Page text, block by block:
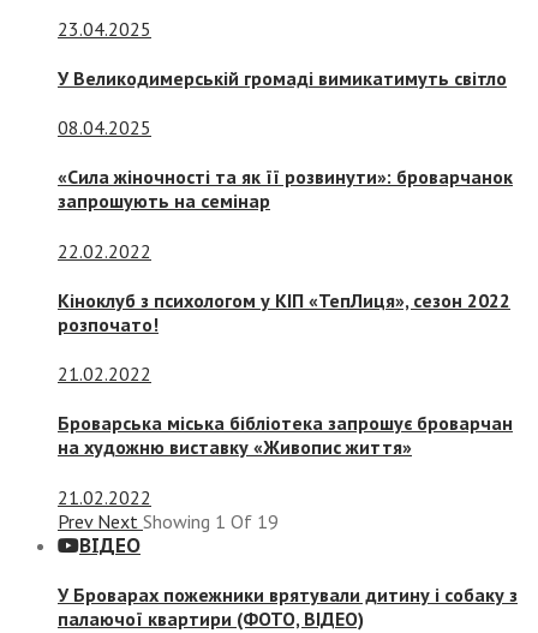
23.04.2025
У Великодимерській громаді вимикатимуть світло
08.04.2025
«Сила жіночності та як її розвинути»: броварчанок
запрошують на семінар
22.02.2022
Кіноклуб з психологом у КІП «ТепЛиця», сезон 2022
розпочато!
21.02.2022
Броварська міська бібліотека запрошує броварчан
на художню виставку «Живопис життя»
21.02.2022
Prev Next Showing 1 Of 19
ВІДЕО
У Броварах пожежники врятували дитину і собаку з
палаючої квартири (ФОТО, ВІДЕО)